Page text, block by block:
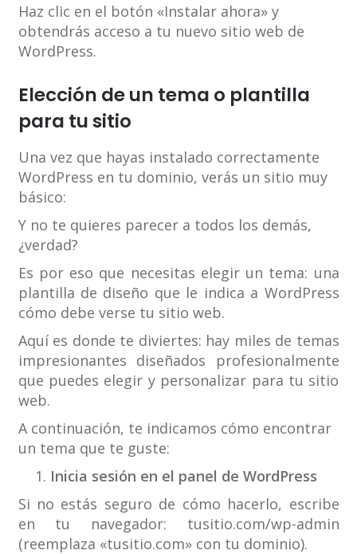
Haz clic en el botón «Instalar ahora» y
obtendrás acceso a tu nuevo sitio web de
WordPress.
Elección de un tema o plantilla
para tu sitio
Una vez que hayas instalado correctamente
WordPress en tu dominio, verás un sitio muy
básico:
Y no te quieres parecer a todos los demás,
¿verdad?
Es por eso que necesitas elegir un tema: una
plantilla de diseño que le indica a WordPress
cómo debe verse tu sitio web.
Aquí es donde te diviertes: hay miles de temas
impresionantes diseñados profesionalmente
que puedes elegir y personalizar para tu sitio
web.
A continuación, te indicamos cómo encontrar
un tema que te guste:
Inicia sesión en el panel de WordPress
Si no estás seguro de cómo hacerlo, escribe
en tu navegador: tusitio.com/wp-admin
(reemplaza «tusitio.com» con tu dominio).